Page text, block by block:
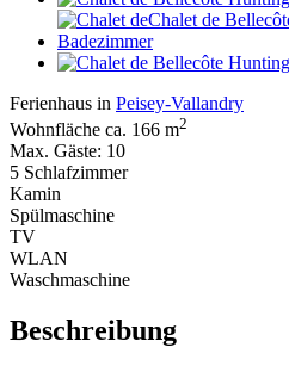
Ferienhaus in Peisey-Vallandry
Wohnfläche ca. 166 m2
Max. Gäste: 10
5 Schlafzimmer
Kamin
Spülmaschine
TV
WLAN
Waschmaschine
Beschreibung